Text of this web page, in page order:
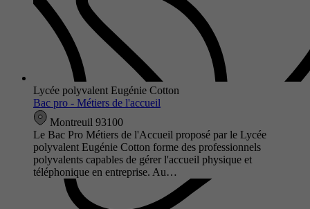
Lycée polyvalent Eugénie Cotton
Bac pro - Métiers de l'accueil
Montreuil 93100
Le Bac Pro Métiers de l'Accueil proposé par le Lycée
polyvalent Eugénie Cotton forme des professionnels
polyvalents capables de gérer l'accueil physique et
téléphonique en entreprise. Au…